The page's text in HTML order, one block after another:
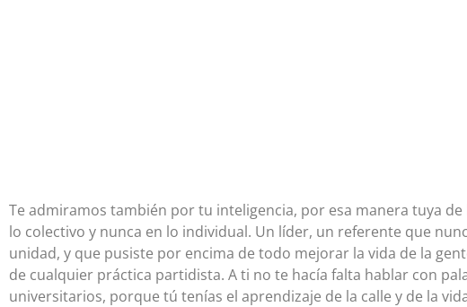
Te admiramos también por tu inteligencia, por esa manera tuya
lo colectivo y nunca en lo individual. Un líder, un referente que
unidad, y que pusiste por encima de todo mejorar la vida de la
de cualquier práctica partidista. A ti no te hacía falta hablar con
universitarios, porque tú tenías el aprendizaje de la calle y de la